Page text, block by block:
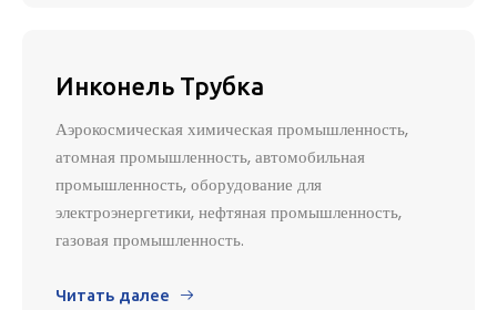
Инконель Трубка
Аэрокосмическая химическая промышленность,
атомная промышленность, автомобильная
промышленность, оборудование для
электроэнергетики, нефтяная промышленность,
газовая промышленность.
Читать далее 